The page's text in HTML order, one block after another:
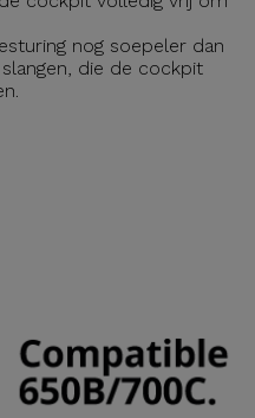
nog soepeler dan
die de cockpit